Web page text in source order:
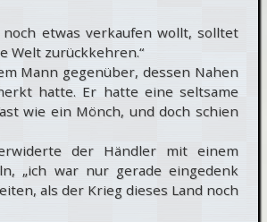
etwas verkaufen wollt, solltet
Welt zurückkehren.“
Mann gegenüber, dessen Nahen
hatte. Er hatte eine seltsame
wie ein Mönch, und doch schien
der Händler mit einem
„ich war nur gerade eingedenk
als der Krieg dieses Land noch